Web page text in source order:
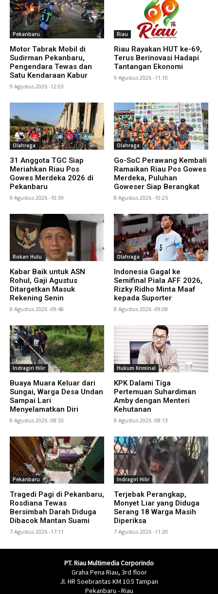
Pekanbaru
Motor Tabrak Mobil di
Sudirman Pekanbaru,
Pengendara Tewas dan
Satu Kendaraan Kabur
9 Agustus 2026 -12:03
Riau
Riau Rayakan HUT ke-69,
Terus Berinovasi Hadapi
Tantangan Ekonomi
9 Agustus 2026 -11:10
Olahraga
31 Anggota TGC Siap
Meriahkan Riau Pos
Gowes Merdeka 2026 di
Pekanbaru
9 Agustus 2026 -10:39
Olahraga
Go-SoC Perawang Kembali
Ramaikan Riau Pos Gowes
Merdeka, Puluhan
Goweser Siap Berangkat
8 Agustus 2026 -10:25
Rokan Hulu
Kabar Baik untuk ASN
Rohul, Gaji Agustus
Ditargetkan Masuk
Rekening Senin
8 Agustus 2026 -09:48
Olahraga
Indonesia Gagal ke
Semifinal Piala AFF 2026,
Rizky Ridho Minta Maaf
kepada Suporter
8 Agustus 2026 -09:08
Indragiri Hilir
Buaya Muara Keluar dari
Sungai, Warga Desa Undan
Sampai Lari
Menyelamatkan Diri
8 Agustus 2026 -08:53
Hukum Kriminal
KPK Dalami Tiga
Pertemuan Suhardiman
Amby dengan Menteri
Kehutanan
8 Agustus 2026 -08:13
Pekanbaru
Tragedi Pagi di Pekanbaru,
Rosdiana Tewas
Bersimbah Darah Diduga
Dibacok Mantan Suami
7 Agustus 2026 -17:11
Indragiri Hilir
Terjebak Perangkap,
Monyet Liar yang Diduga
Serang 18 Warga Masih
Diperiksa
7 Agustus 2026 -11:20
PT. Riau Multimedia Corporindo
Graha Pena Riau, 3rd floor
Jl. HR Soebrantas KM 10.5 Tampan
Pekanbaru - Riau